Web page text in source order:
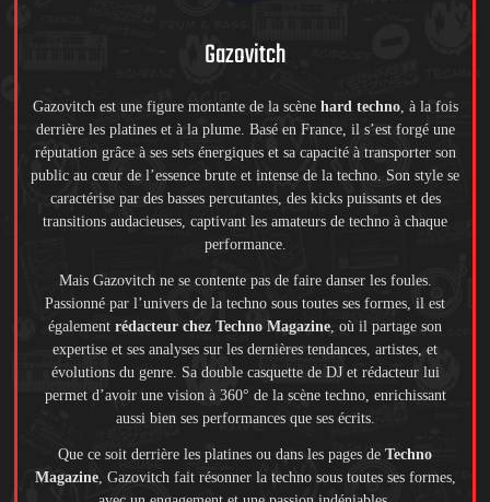
Gazovitch
Gazovitch est une figure montante de la scène hard techno, à la fois
derrière les platines et à la plume. Basé en France, il s’est forgé une
réputation grâce à ses sets énergiques et sa capacité à transporter son
public au cœur de l’essence brute et intense de la techno. Son style se
caractérise par des basses percutantes, des kicks puissants et des
transitions audacieuses, captivant les amateurs de techno à chaque
performance.
Mais Gazovitch ne se contente pas de faire danser les foules.
Passionné par l’univers de la techno sous toutes ses formes, il est
également rédacteur chez Techno Magazine, où il partage son
expertise et ses analyses sur les dernières tendances, artistes, et
évolutions du genre. Sa double casquette de DJ et rédacteur lui
permet d’avoir une vision à 360° de la scène techno, enrichissant
aussi bien ses performances que ses écrits.
Que ce soit derrière les platines ou dans les pages de Techno
Magazine, Gazovitch fait résonner la techno sous toutes ses formes,